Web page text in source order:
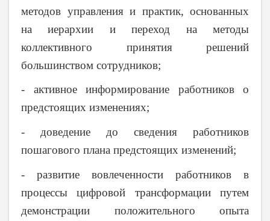
методов управления и практик, основанных
на иерархии и переход на методы
коллективного принятия решений
большинством сотрудников;
- активное информирование работников о
предстоящих изменениях;
- доведение до сведения работников
пошагового плана предстоящих изменений;
- развитие вовлеченности работников в
процессы цифровой трансформации путем
демонстрации положительного опыта